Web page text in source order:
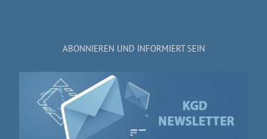
ABONNIEREN UND INFORMIERT SEIN